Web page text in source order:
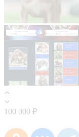
100 000 ₽